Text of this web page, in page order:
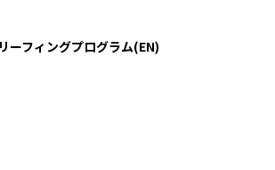
ーフィングプログラム(EN)